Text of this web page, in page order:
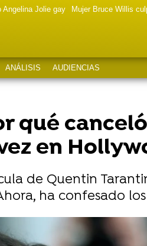
Angelina Jolie gay Mujer Bruce Willis
ANÁLISIS AUDIENCIAS
qué
en
de Quentin
ha confesado